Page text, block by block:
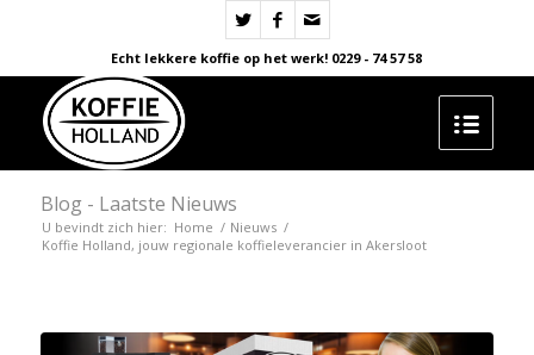
Echt lekkere koffie op het werk! 0229 - 74 57 58
Blog - Laatste Nieuws
U bevindt zich hier: Home / Nieuws /
Koffie Holland, jouw regionale koffieleverancier in Akersloot